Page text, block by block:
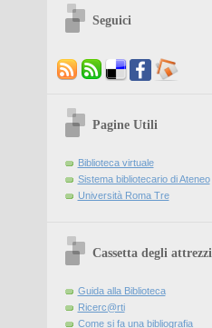
Seguici
Pagine Utili
Biblioteca virtuale
Sistema bibliotecario di Ateneo
Università Roma Tre
Cassetta degli attrezzi
Guida alla Biblioteca
Ricerc@rti
Come si fa una bibliografia